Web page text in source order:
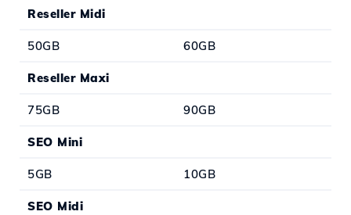
Reseller Midi
50GB 60GB
Reseller Maxi
75GB 90GB
SEO Mini
5GB 10GB
SEO Midi